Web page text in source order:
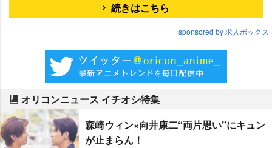
続きはこちら
sponsored by 求人ボックス
オリコンニュース イチオシ特集
森崎ウィン×向井康二“両片思い”にキュン
が止まらん！